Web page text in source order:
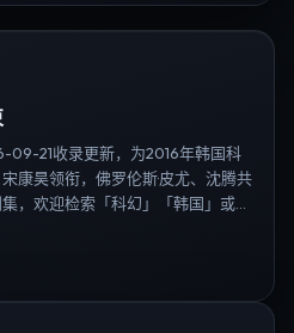
09-21收录更新，为2016年韩国科
康昊领衔，佛罗伦斯·皮尤、沈腾共
，欢迎检索「科幻」「韩国」或对
剧高清等长尾词。